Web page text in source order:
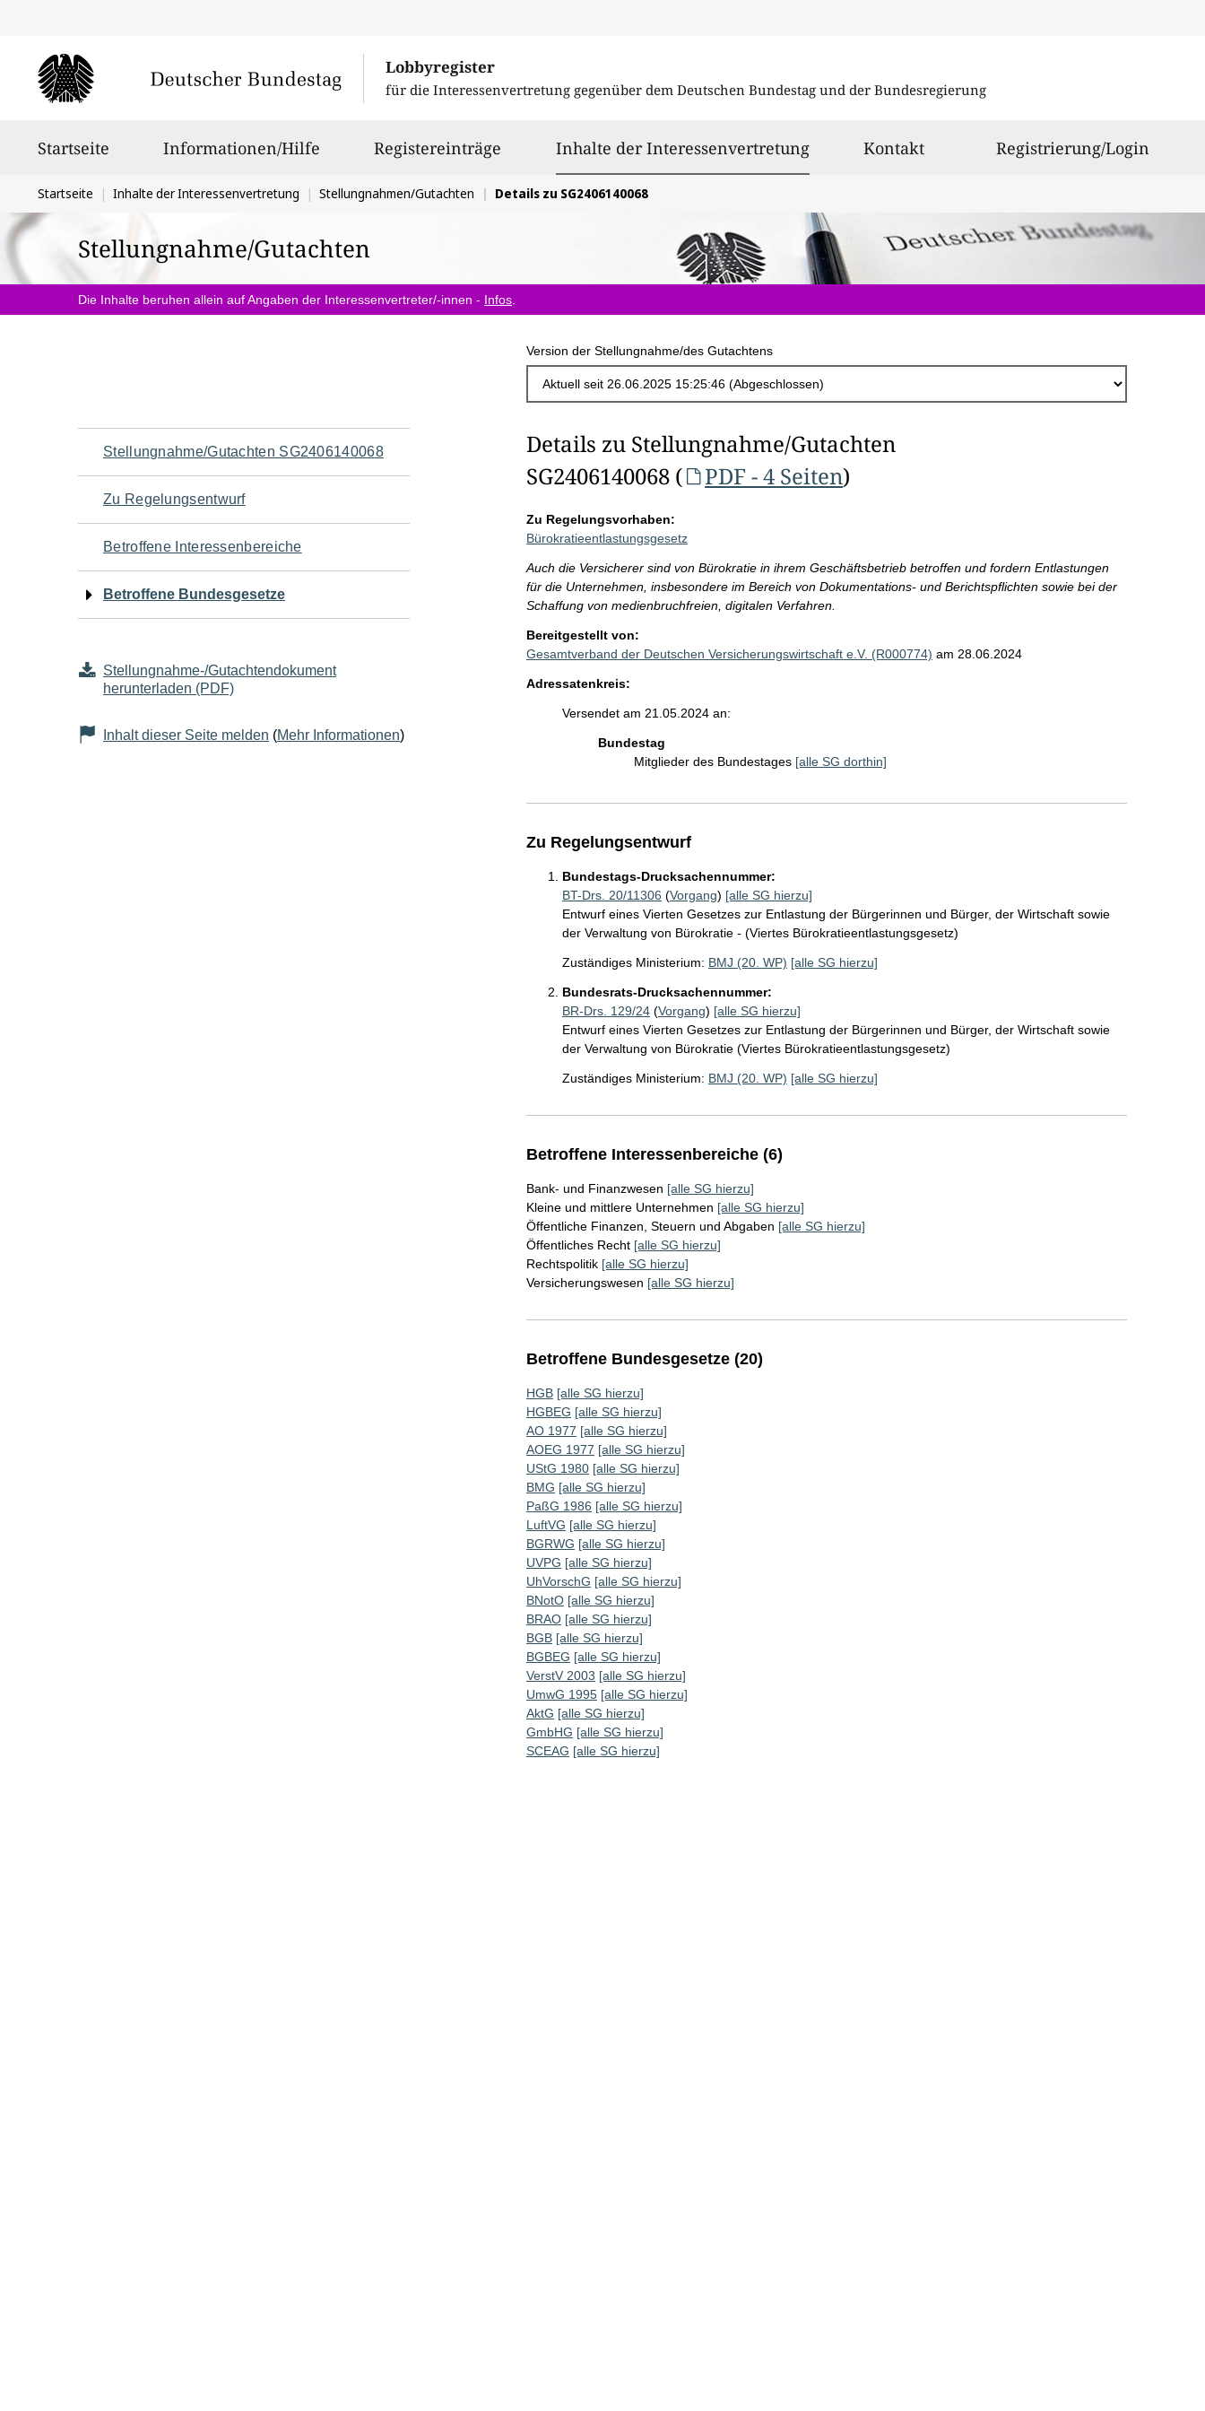
Lobbyregister
für die Interessenvertretung gegenüber dem Deutschen Bundestag und der Bundesregierung
Startseite Informationen/Hilfe Registereinträge Inhalte der Interessenvertretungausgewählt
Kontakt Registrierung/Login
Sie
befinden
sich
hier:
Startseite Inhalte der Interessenvertretung Stellungnahmen/Gutachten Details zu SG2406140068
Stellungnahme/Gutachten
Die Inhalte beruhen allein auf Angaben der Interessenvertreter/-innen - Infos
Version der Stellungnahme/des Gutachtens
Navigation
für
den
Seiteninhalt
Stellungnahme/Gutachten SG2406140068
Zu Regelungsentwurf
Betroffene Interessenbereiche
Betroffene Bundesgesetze
Stellungnahme-/Gutachtendokument
herunterladen (PDF)
Inhalt dieser Seite melden (Mehr Informationen)
Details zu Stellungnahme/Gutachten
SG2406140068 (
PDF - 4 Seiten)
Zu Regelungsvorhaben:
Bürokratieentlastungsgesetz
Auch die Versicherer sind von Bürokratie in ihrem Geschäftsbetrieb betroffen und fordern Entlastungen
für die Unternehmen, insbesondere im Bereich von Dokumentations- und Berichtspflichten sowie bei der
Schaffung von medienbruchfreien, digitalen Verfahren.
Bereitgestellt von:
Gesamtverband der Deutschen Versicherungswirtschaft e.V. (R000774) am 28.06.2024
Adressatenkreis:
Versendet am 21.05.2024 an:
Bundestag
Mitglieder des Bundestages [alle SG dorthin]
Zu Regelungsentwurf
Bundestags-Drucksachennummer:
BT-Drs. 20/11306 (Vorgang) [alle SG hierzu]
Entwurf eines Vierten Gesetzes zur Entlastung der Bürgerinnen und Bürger, der Wirtschaft sowie
der Verwaltung von Bürokratie - (Viertes Bürokratieentlastungsgesetz)
Zuständiges Ministerium: BMJ (20. WP) [alle SG hierzu]
Bundesrats-Drucksachennummer:
BR-Drs. 129/24(Vorgang) [alle SG hierzu]
Entwurf eines Vierten Gesetzes zur Entlastung der Bürgerinnen und Bürger, der Wirtschaft sowie
der Verwaltung von Bürokratie (Viertes Bürokratieentlastungsgesetz)
Zuständiges Ministerium: BMJ (20. WP) [alle SG hierzu]
Betroffene Interessenbereiche (6)
Bank- und Finanzwesen [alle SG hierzu]
Kleine und mittlere Unternehmen [alle SG hierzu]
Öffentliche Finanzen, Steuern und Abgaben [alle SG hierzu]
Öffentliches Recht [alle SG hierzu]
Rechtspolitik [alle SG hierzu]
Versicherungswesen [alle SG hierzu]
Betroffene Bundesgesetze (20)
HGB [alle SG hierzu]
HGBEG [alle SG hierzu]
AO 1977 [alle SG hierzu]
AOEG 1977 [alle SG hierzu]
UStG 1980 [alle SG hierzu]
BMG [alle SG hierzu]
PaßG 1986 [alle SG hierzu]
LuftVG [alle SG hierzu]
BGRWG [alle SG hierzu]
UVPG [alle SG hierzu]
UhVorschG [alle SG hierzu]
BNotO [alle SG hierzu]
BRAO [alle SG hierzu]
BGB [alle SG hierzu]
BGBEG [alle SG hierzu]
VerstV 2003 [alle SG hierzu]
UmwG 1995 [alle SG hierzu]
AktG [alle SG hierzu]
GmbHG [alle SG hierzu]
SCEAG [alle SG hierzu]